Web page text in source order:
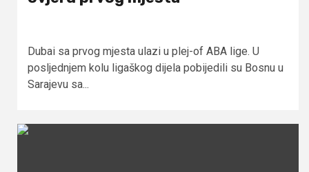
Dubai sa prvog mjesta ulazi u plej-of ABA lige. U
posljednjem kolu ligaškog dijela pobijedili su Bosnu u
Sarajevu sa...